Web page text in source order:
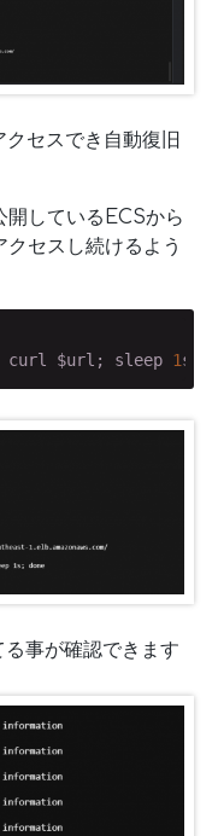
セスでき自動復旧
しているECSから
クセスし続けるよう
$url; sleep 1s;
る事が確認できます